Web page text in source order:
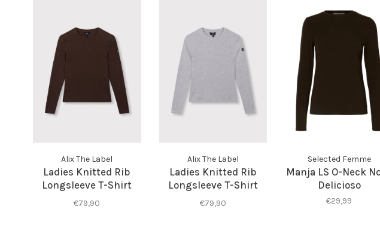
Alix The Label
Ladies Knitted Rib
Longsleeve T-Shirt
Warm Brown
€79,90
Alix The Label
Ladies Knitted Rib
Longsleeve T-Shirt
Soft Grey Melange
€79,90
Selected Femme
Manja LS O-Neck
Delicioso
€29,99